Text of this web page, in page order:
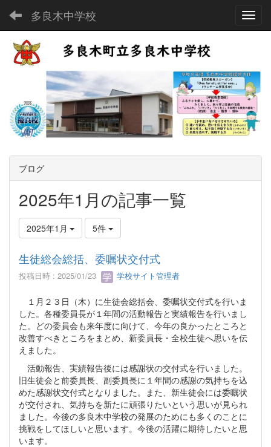
多良木中学校
ブログ
2025年1月の記事一覧
2025年1月 5件
生徒総会総括、委嘱状交付式
投稿日時 : 2025/01/23 学校サイト管理者
１月２３日（木）に生徒会総括会、委嘱状交付式を行いま
した。各種委員長が１年間の活動報告と実績報告を行いまし
た。どの委員会も来年度に向けて、今年の良かったところと
改善すべきところをまとめ、新委員長・全校生徒へ思いを伝
えました。
活動報告、実績報告後には感謝状の交付式を行いました。
旧生徒会と前委員長、副委員長に１年間の感謝の気持ちを込
めた感謝状交付式となりました。また、新生徒会には委嘱状
が交付され、気持ちを新たに頑張りたいという思いが見られ
ました。今後の多良木中学校の発展のためにも多くのことに
挑戦をしてほしいと思います。今後の活躍に期待したいと思
います。